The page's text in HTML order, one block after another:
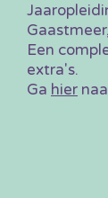
Een
extra's.
Ga hier